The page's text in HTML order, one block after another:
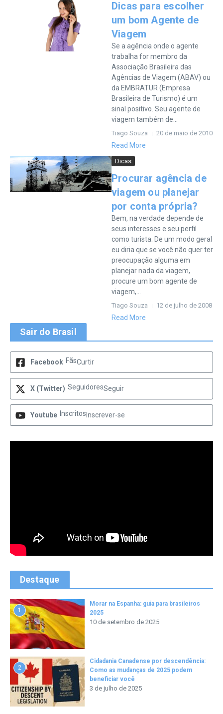
Dicas para escolher
um bom Agente de
Viagem
Se a agência onde o agente
trabalha for membro da
Associação Brasileira das
Agências de Viagem (ABAV) ou
da EMBRATUR (Empresa
Brasileira de Turismo) é um
sinal positivo. Seu agente de
viagem também de...
Tiago Souza 20 de maio de 2010
Read More
Dicas
Procurar agência de
viagem ou planejar
por conta própria?
Bem, na verdade depende de
seus interesses e seu perfil
como turista. De um modo geral
eu diria que se você não quer ter
preocupação alguma em
planejar nada da viagem,
procure um bom agente de
viagem,...
Tiago Souza 12 de julho de 2008
Read More
Sair do Brasil
Facebook FãsCurtir
X (Twitter) SeguidoresSeguir
Youtube Inscritos Inscrever-se
Destaque
1
Morar na Espanha: guia para brasileiros
2025
10 de setembro de 2025
2
Cidadania Canadense por descendência:
Como as mudanças de 2025 podem
beneficiar você
3 de julho de 2025